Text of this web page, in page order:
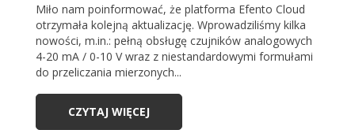
Miło nam poinformować, że platforma Efento Cloud
otrzymała kolejną aktualizację. Wprowadziliśmy kilka
nowości, m.in.: pełną obsługę czujników analogowych
4-20 mA / 0-10 V wraz z niestandardowymi formułami
do przeliczania mierzonych...
CZYTAJ WIĘCEJ